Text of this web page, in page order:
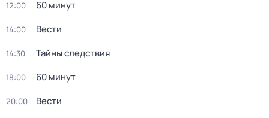
12:00 60 минут
14:00 Вести
14:30 Тайны следствия
18:00 60 минут
20:00 Вести